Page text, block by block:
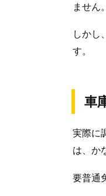
ません。
しかし
す。
車
実際に
は、か
要普通